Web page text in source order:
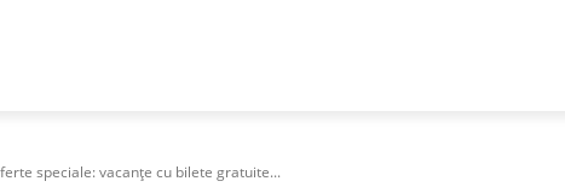
speciale: vacanțe cu bilete gratuite...